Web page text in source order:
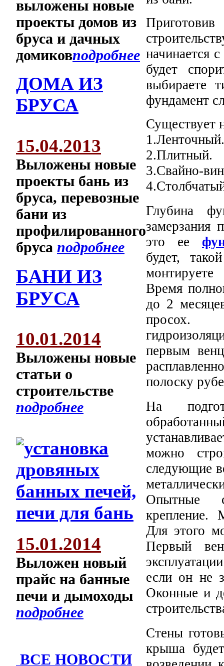
выложены новые
проекты домов из
бруса и дачных
домиковподробнее
ДОМА ИЗ
БРУСА
15.04.2013
Выложены новые
проекты бань из
бруса, перевозные
бани из
профилированного
бруса подробнее
БАНИ ИЗ
БРУСА
10.01.2014
Выложены новые
статьи о
строительстве
подробнее
15.01.2014
Выложен новый
прайс на банные
печи и дымоходы
подробнее
ВСЕ НОВОСТИ
начинается
будет
выбираете
фундамент
Существует
1.Ленточный.
2.Плитный.
3.Свайно-
Глубина
замерзания
это ее
будет,
Время
до 2
просох.
первым
полоску
На
можно
следующие
Опытные
крепление.
Для этого
Первый
если он не
Оконные и
Стены
крыша